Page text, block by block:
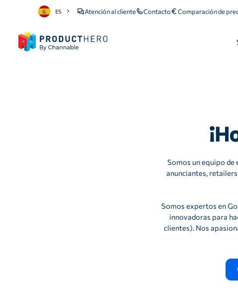
ES Atención al cliente Contacto Comparación de
Somos un equipo de
anunciantes,
Somos expertos en
innovadoras para
clientes). Nos